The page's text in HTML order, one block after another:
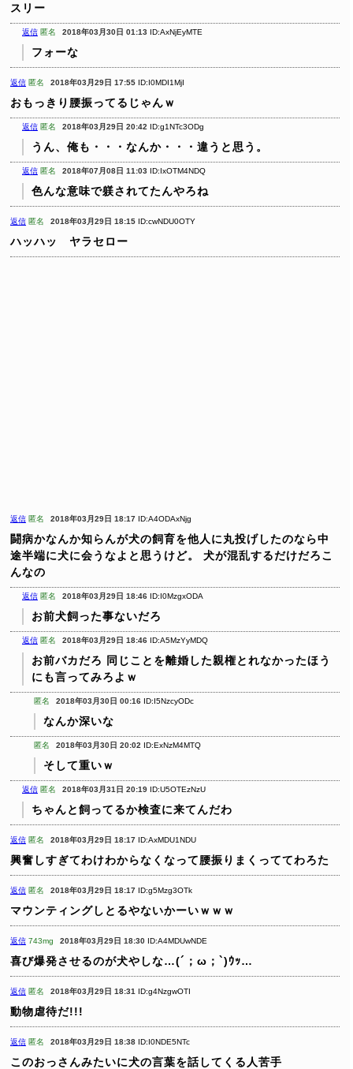
スリー
返信 匿名 2018年03月30日 01:13 ID:AxNjEyMTE
フォーな
返信 匿名 2018年03月29日 17:55 ID:I0MDI1MjI
おもっきり腰振ってるじゃんｗ
返信 匿名 2018年03月29日 20:42 ID:g1NTc3ODg
うん、俺も・・・なんか・・・違うと思う。
返信 匿名 2018年07月08日 11:03 ID:IxOTM4NDQ
色んな意味で躾されてたんやろね
返信 匿名 2018年03月29日 18:15 ID:cwNDU0OTY
ハッハッ ヤラセロー
返信 匿名 2018年03月29日 18:17 ID:A4ODAxNjg
闘病かなんか知らんが犬の飼育を他人に丸投げしたのなら中
途半端に犬に会うなよと思うけど。
犬が混乱するだけだろこ
んなの
返信 匿名 2018年03月29日 18:46 ID:I0MzgxODA
お前犬飼った事ないだろ
返信 匿名 2018年03月29日 18:46 ID:A5MzYyMDQ
お前バカだろ 同じことを離婚した親権とれなかったほう
にも言ってみろよｗ
匿名 2018年03月30日 00:16 ID:I5NzcyODc
なんか深いな
匿名 2018年03月30日 20:02 ID:ExNzM4MTQ
そして重いｗ
返信 匿名 2018年03月31日 20:19 ID:U5OTEzNzU
ちゃんと飼ってるか検査に来てんだわ
返信 匿名 2018年03月29日 18:17 ID:AxMDU1NDU
興奮しすぎてわけわからなくなって腰振りまくっててわろた
返信 匿名 2018年03月29日 18:17 ID:g5Mzg3OTk
マウンティングしとるやないかーいｗｗｗ
返信 743mg 2018年03月29日 18:30 ID:A4MDUwNDE
喜び爆発させるのが犬やしな…(´；ω；`)ｳｯ…
返信 匿名 2018年03月29日 18:31 ID:g4NzgwOTI
動物虐待だ!!!
返信 匿名 2018年03月29日 18:38 ID:I0NDE5NTc
このおっさんみたいに犬の言葉を話してくる人苦手